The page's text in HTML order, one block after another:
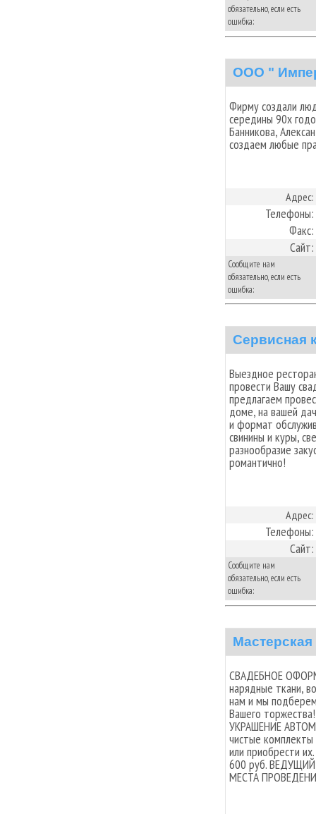
обязательно, если есть
ошибка:
ООО "
Фирму создали
середины 90х
Банникова,
создаем любые
Адрес:
Телефоны:
Факс:
Сайт:
Сообщите нам
обязательно, если есть
ошибка:
Сервисная
Выездное
провести Вашу
предлагаем
доме, на вашей
и формат
свинины и куры,
разнообразие
романтично!
Адрес:
Телефоны:
Сайт:
Сообщите нам
обязательно, если есть
ошибка:
СВАДЕБНОЕ
нарядные ткани,
нам и мы
Вашего
УКРАШЕНИЕ
чистые
или приобрести
600 руб.
МЕСТА